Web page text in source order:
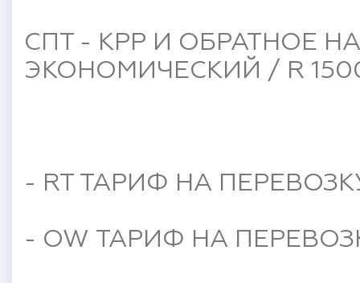
СПТ - КРР И ОБРАТНОЕ
ЭКОНОМИЧЕСКИЙ / R
- RT ТАРИФ НА
- OW ТАРИФ НА